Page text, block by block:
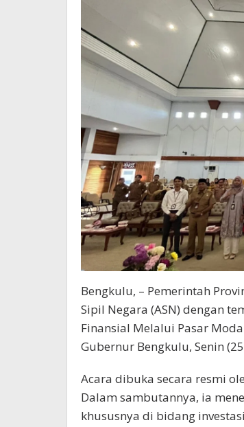
Feri
Bengkulu, – Pemerintah
Sipil Negara (ASN) dengan
Finansial Melalui Pasar
Gubernur Bengkulu, Senin
Acara dibuka secara resmi
Dalam sambutannya, ia
khususnya di bidang